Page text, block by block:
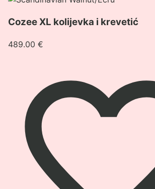
iCozee XL kolijevka i krevetić
489.00 €